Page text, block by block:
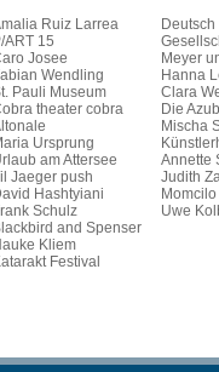
Ruiz Larrea
ART 15
Josee
Wendling
Pauli Museum
theater cobra
Ursprung
am Attersee
Jaeger push
Hashtyiani
Schulz
and Spenser
Kliem
Festival
Meyer
Hanna
Clara
Die
Mischa
Annette
Judith
Uwe